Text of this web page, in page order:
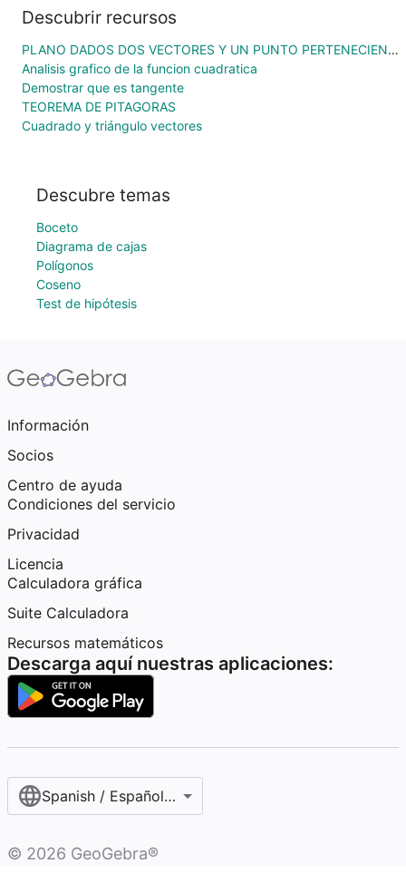
Descubrir recursos
PLANO DADOS DOS VECTORES Y UN PUNTO PERTENECIENTE AL MISMO
Analisis grafico de la funcion cuadratica
Demostrar que es tangente
TEOREMA DE PITAGORAS
Cuadrado y triángulo vectores
Descubre temas
Boceto
Diagrama de cajas
Polígonos
Coseno
Test de hipótesis
Información
Socios
Centro de ayuda
Condiciones del servicio
Privacidad
Licencia
Calculadora gráfica
Suite Calculadora
Recursos matemáticos
Descarga aquí nuestras aplicaciones:
Spanish / Español (internacional)
© 2026 GeoGebra®